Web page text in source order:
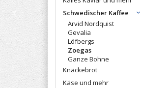
Schwedischer Kaffee
Arvid Nordquist
Gevalia
Löfbergs
Zoegas
Ganze Bohne
Knäckebrot
Käse und mehr